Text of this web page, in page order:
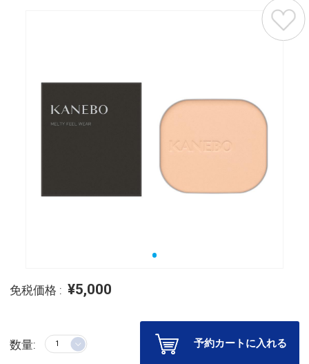
免税価格 : ¥5,000
数量: 予約カートに入れる